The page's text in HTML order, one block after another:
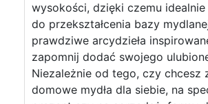
wysokości, dzięki czemu idealnie
do przekształcenia bazy
prawdziwe arcydzieła
zapomnij dodać swojego
Niezależnie od tego, czy chcesz
domowe mydła dla siebie, na